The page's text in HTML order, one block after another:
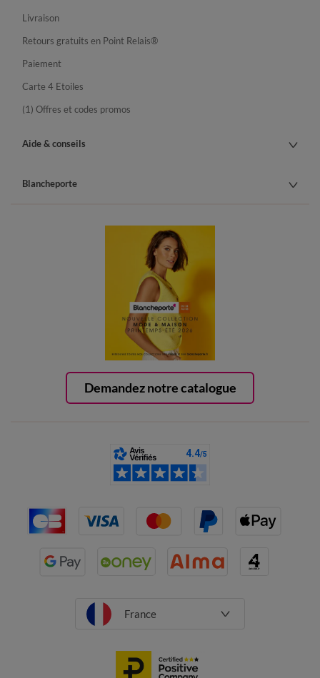
Demandez notre catalogue
Livraison
Retours gratuits en Point Relais®
Paiement
Carte 4 Etoiles
(1) Offres et codes promos
Aide & conseils
Blancheporte
France